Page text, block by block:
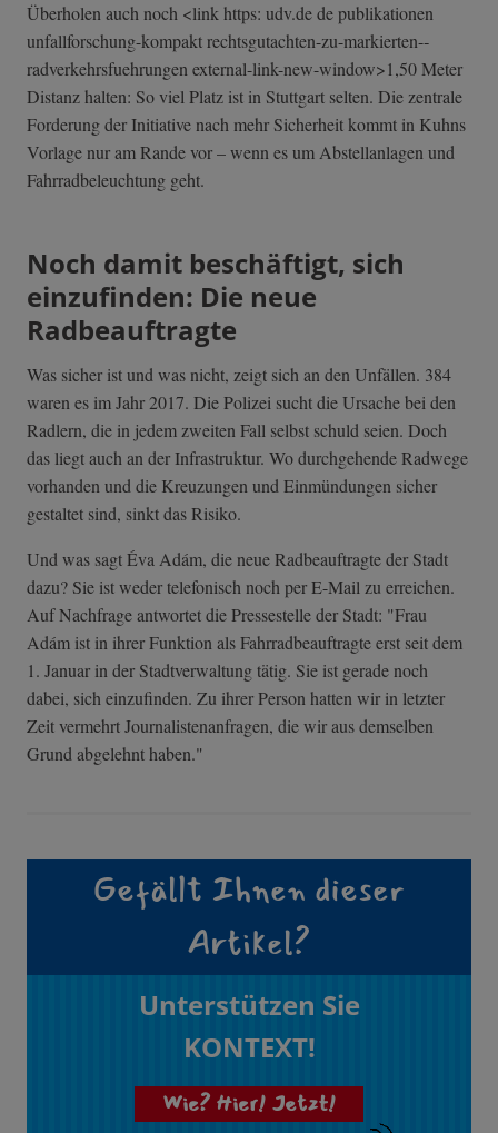
Überholen auch noch <link https: udv.de de publikationen
unfallforschung-kompakt rechtsgutachten­-zu-markierten-­
radverkehrsfueh­rungen external-link-new-window>1,50 Meter
Distanz halten: So viel Platz ist in Stuttgart selten. Die zentrale
Forderung der Initiative nach mehr Sicherheit kommt in Kuhns
Vorlage nur am Rande vor – wenn es um Abstellanlagen und
Fahrradbeleuchtung geht.
Noch damit beschäftigt, sich
einzufinden: Die neue
Radbeauftragte
Was sicher ist und was nicht, zeigt sich an den Unfällen. 384
waren es im Jahr 2017. Die Polizei sucht die Ursache bei den
Radlern, die in jedem zweiten Fall selbst schuld seien. Doch
das liegt auch an der Infrastruktur. Wo durchgehende Radwege
vorhanden und die Kreuzungen und Einmündungen sicher
gestaltet sind, sinkt das Risiko.
Und was sagt Éva Adám, die neue Radbeauftragte der Stadt
dazu? Sie ist weder telefonisch noch per E-Mail zu erreichen.
Auf Nachfrage antwortet die Pressestelle der Stadt: "Frau
Adám ist in ihrer Funktion als Fahrradbeauftragte erst seit dem
1. Januar in der Stadtverwaltung tätig. Sie ist gerade noch
dabei, sich einzufinden. Zu ihrer Person hatten wir in letzter
Zeit vermehrt Journalistenanfragen, die wir aus demselben
Grund abgelehnt haben."
Gefällt Ihnen dieser
Artikel?
Unterstützen Sie
KONTEXT!
Wie? Hier! Jetzt!